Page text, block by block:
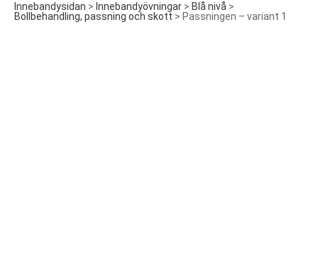
Innebandysidan > Innebandyövningar > Blå nivå >
Bollbehandling, passning och skott > Passningen – variant 1